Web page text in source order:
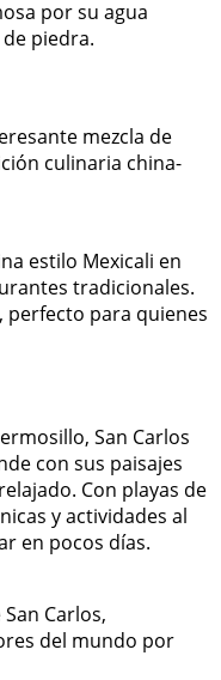
por su agua
piedra.
mezcla de
culinaria china-
estilo Mexicali en
tradicionales.
perfecto para quienes
San Carlos
con sus paisajes
Con playas de
y actividades al
en pocos días.
Carlos,
del mundo por